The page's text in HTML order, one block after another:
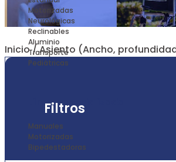
Motorizadas
Neurológicas
Reclinables
Aluminio
Transporte
Pediátricas
Línea especializada
Manuales
Motorizadas
Bipedestadoras
Inicio/ Asiento (Ancho,
Filtros